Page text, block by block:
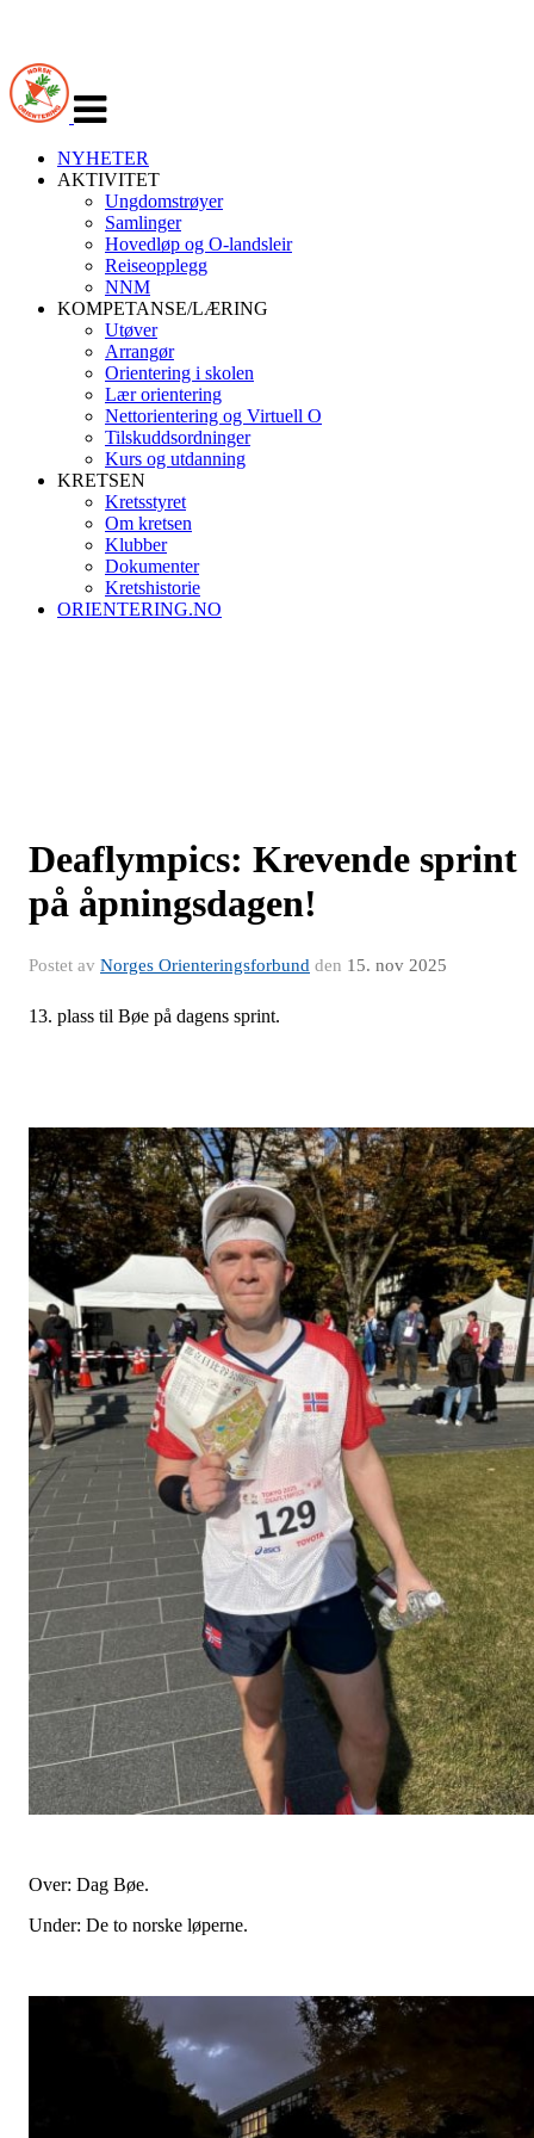
navigasjon
NYHETER
AKTIVITET
Ungdomstrøyer
Samlinger
Hovedløp og O-landsleir
Reiseopplegg
NNM
KOMPETANSE/LÆRING
Utøver
Arrangør
Orientering i skolen
Lær orientering
Nettorientering og Virtuell O
Tilskuddsordninger
Kurs og utdanning
KRETSEN
Kretsstyret
Om kretsen
Klubber
Dokumenter
Kretshistorie
ORIENTERING.NO
Deaflympics: Krevende sprint
på åpningsdagen!
Postet av Norges Orienteringsforbund den 15. nov 2025
13. plass til Bøe på dagens sprint.
Over: Dag Bøe.
Under: De to norske løperne.